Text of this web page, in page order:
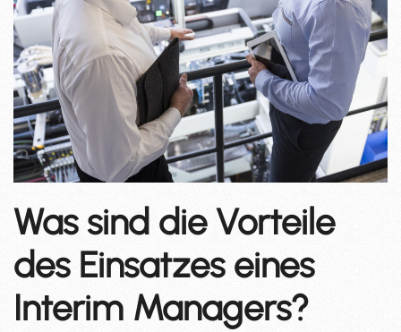
Was sind die Vorteile
des Einsatzes eines
Interim Managers?